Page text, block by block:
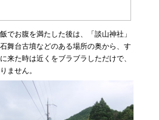
でお腹を満たした後は、「談山神社」
舞台古墳などのある場所の奥から、す
来た時は近くをブラブラしただけで、
ません。